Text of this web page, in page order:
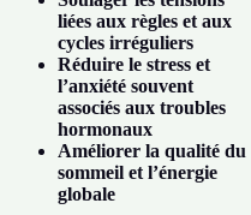
liées aux règles et aux
cycles irréguliers
Réduire le stress et
l’anxiété souvent
associés aux troubles
hormonaux
Améliorer la qualité du
sommeil et l’énergie
globale